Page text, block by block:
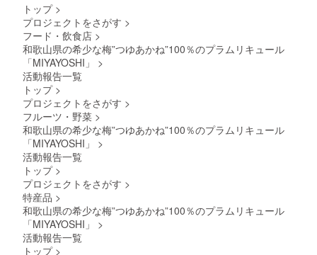
物性油
脂、
粉、白
ワイ
ル、食
塩/乳化
1 田中
の塩海
苔・青
混海
加物等
の食品
記載し
てくだ
輝き3種
SET ・
250g×4
遅れる
ださ
めに、
●お酒は
飲酒を
紙袋 ●
ます
品質を
損なわ
キュー
ターン
内容：
380ml
１本
鮮やか
な赤
濃厚な
味わい
自の酸
味。市
トップ >
プロジェクトをさがす >
フード・飲食店 >
和歌山県の希少な梅”つゆあかね”100％のプラムリキュール
「MIYAYOSHI」
>
活動報告一覧
トップ >
プロジェクトをさがす >
フルーツ・野菜 >
和歌山県の希少な梅”つゆあかね”100％のプラムリキュール
「MIYAYOSHI」
>
活動報告一覧
トップ >
プロジェクトをさがす >
特産品 >
和歌山県の希少な梅”つゆあかね”100％のプラムリキュール
「MIYAYOSHI」
>
活動報告一覧
トップ >